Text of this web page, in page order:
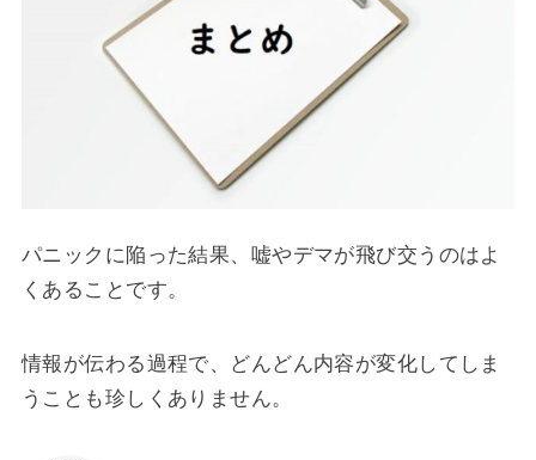
パニックに陥った結果、嘘やデマが飛び交うのはよ
くあることです。
情報が伝わる過程で、どんどん内容が変化してしま
うことも珍しくありません。